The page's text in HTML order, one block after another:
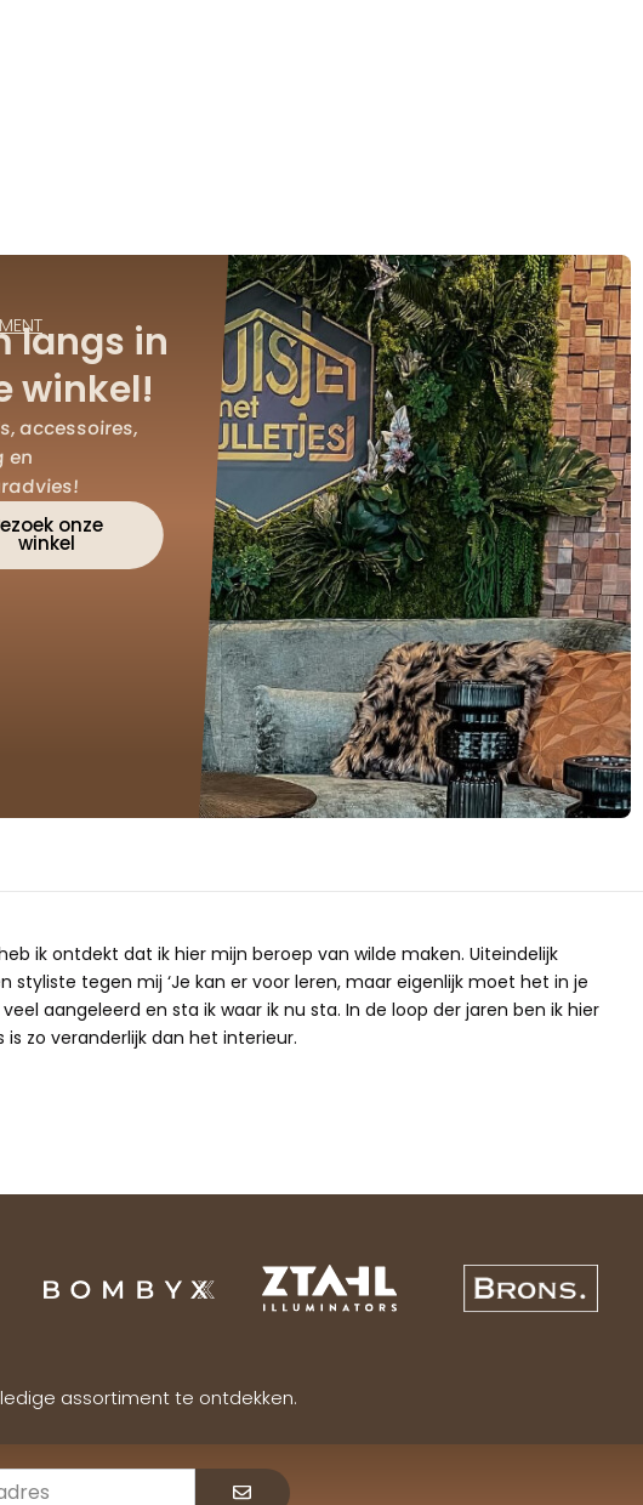
langs in
winkel!
accessoires,
en
onze
winkel
ik ontdekt dat ik hier mijn beroep van wilde maken. Uiteindelijk
tegen mij ‘Je kan er voor leren, maar eigenlijk moet het in je
aangeleerd en sta ik waar ik nu sta. In de loop der jaren ben ik hier
zo veranderlijk dan het interieur.
assortiment te ontdekken.
Verzenden